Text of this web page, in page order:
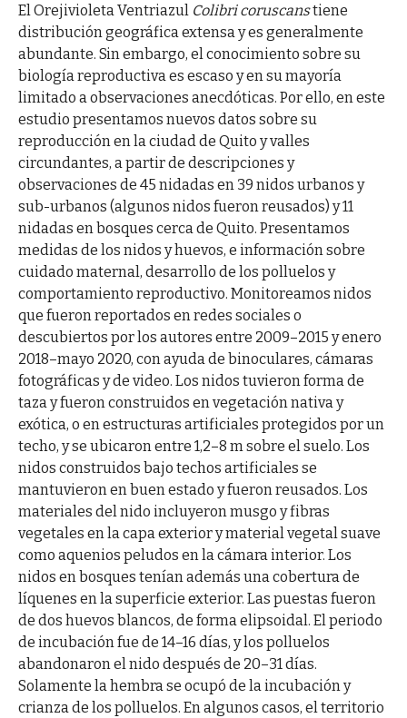
El Orejivioleta Ventriazul Colibri coruscanstiene
distribución geográfica extensa y es generalmente
abundante. Sin embargo, el conocimiento sobre su
biología reproductiva es escaso y en su mayoría
limitado a observaciones anecdóticas. Por ello, en este
estudio presentamos nuevos datos sobre su
reproducción en la ciudad de Quito y valles
circundantes, a partir de descripciones y
observaciones de 45 nidadas en 39 nidos urbanos y
sub-urbanos (algunos nidos fueron reusados) y 11
nidadas en bosques cerca de Quito. Presentamos
medidas de los nidos y huevos, e información sobre
cuidado maternal, desarrollo de los polluelos y
comportamiento reproductivo. Monitoreamos nidos
que fueron reportados en redes sociales o
descubiertos por los autores entre 2009–2015 y enero
2018–mayo 2020, con ayuda de binoculares, cámaras
fotográficas y de video. Los nidos tuvieron forma de
taza y fueron construidos en vegetación nativa y
exótica, o en estructuras artificiales protegidos por un
techo, y se ubicaron entre 1,2–8 m sobre el suelo. Los
nidos construidos bajo techos artificiales se
mantuvieron en buen estado y fueron reusados. Los
materiales del nido incluyeron musgo y fibras
vegetales en la capa exterior y material vegetal suave
como aquenios peludos en la cámara interior. Los
nidos en bosques tenían además una cobertura de
líquenes en la superficie exterior. Las puestas fueron
de dos huevos blancos, de forma elipsoidal. El periodo
de incubación fue de 14–16 días, y los polluelos
abandonaron el nido después de 20–31 días.
Solamente la hembra se ocupó de la incubación y
crianza de los polluelos. En algunos casos, el territorio